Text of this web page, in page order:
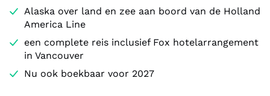
Alaska over land en zee aan boord van de Holland
America Line
een complete reis inclusief Fox hotelarrangement
in Vancouver
Nu ook boekbaar voor 2027